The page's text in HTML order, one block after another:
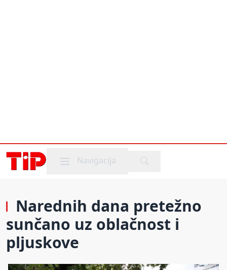
Mobile menu
Navigacija
Narednih dana pretežno
sunčano uz oblačnost i
pljuskove